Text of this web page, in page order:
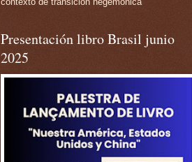
Presentación libro Brasil junio
2025